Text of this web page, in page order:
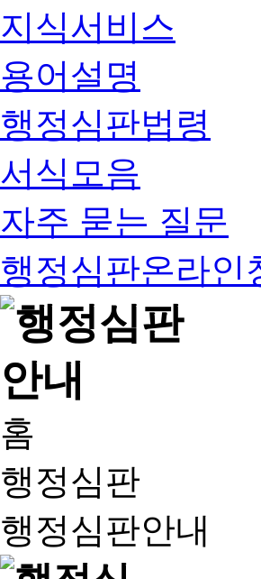
지식서비스
용어설명
행정심판법령
서식모음
자주 묻는 질문
행정심판온라인
홈
행정심판
행정심판안내